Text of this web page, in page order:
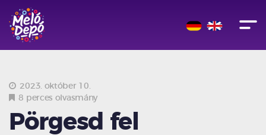
2023. október 10.
8 perces olvasmány
Pörgesd fel